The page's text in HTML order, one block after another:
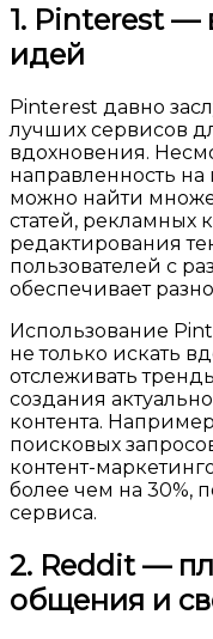
1. Pinterest —
идей
Pinterest давно
лучших сервисов
вдохновения.
направленность
можно найти
статей, рекламных
редактирования
пользователей с
обеспечивает
Использование
не только искать
отслеживать
создания
контента.
поисковых
контент-
более чем на 30%,
сервиса.
2. Reddit —
общения и